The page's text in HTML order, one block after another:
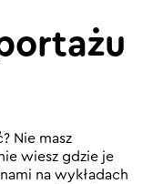
Nie masz
wiesz gdzie je
na wykładach